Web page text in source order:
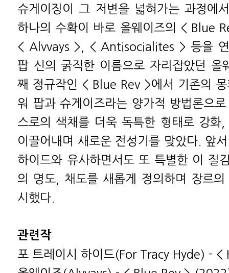
슈게이징이 그 저변을 넓혀가는 과정에
하나의 수확이 바로 올웨이즈의 < Blue
< Alvvays >, < Antisocialites > 등을 연
팝 신의 굵직한 이름으로 자리잡았던 올
째 정규작인 < Blue Rev >에서 기존의
워 팝과 슈게이즈라는 양가적 방법론으
스로의 색채를 더욱 독특한 형태로 강화
이끌어내며 새로운 전성기를 맞았다. 앞
하이드와 유사하면서도 또 특별한 이 질
의 명도, 채도를 새롭게 정의하며 장르
시했다.
관련작
포 트레이시 하이드(For Tracy Hyde) -